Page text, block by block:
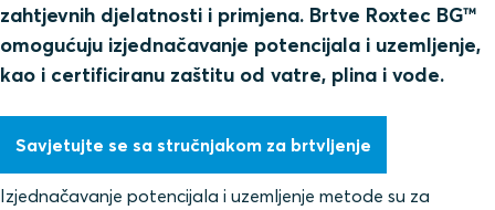
zahtjevnih djelatnosti i primjena. Brtve Roxtec BG™
omogućuju izjednačavanje potencijala i uzemljenje,
kao i certificiranu zaštitu od vatre, plina i vode.
Savjetujte se sa stručnjakom za brtvljenje
Izjednačavanje potencijala i uzemljenje metode su za